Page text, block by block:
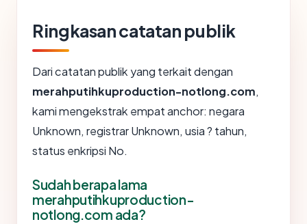
Ringkasan catatan publik
Dari catatan publik yang terkait dengan
merahputihkuproduction-notlong.com,
kami mengekstrak empat anchor: negara
Unknown, registrar Unknown, usia ? tahun,
status enkripsi No.
Sudah berapa lama
merahputihkuproduction-
notlong.com ada?